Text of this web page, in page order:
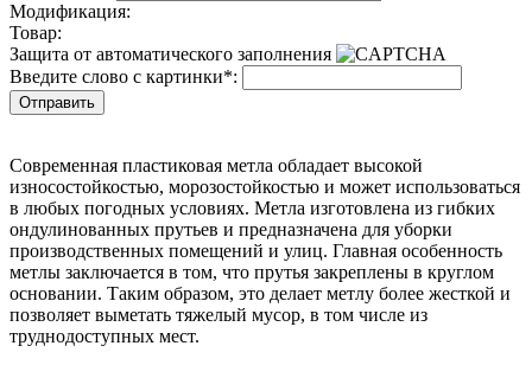
Модификация:
Товар:
Защита от автоматического заполнения
Введите слово с картинки*:
Современная пластиковая метла обладает высокой
износостойкостью, морозостойкостью и может использоваться
в любых погодных условиях. Метла изготовлена из гибких
ондулинованных прутьев и предназначена для уборки
производственных помещений и улиц. Главная особенность
метлы заключается в том, что прутья закреплены в круглом
основании. Таким образом, это делает метлу более жесткой и
позволяет выметать тяжелый мусор, в том числе из
труднодоступных мест.